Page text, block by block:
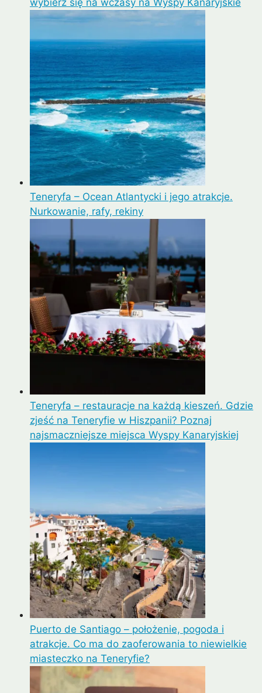
wybierz się na wczasy na Wyspy Kanaryjskie
Teneryfa – Ocean Atlantycki i jego atrakcje.
Nurkowanie, rafy, rekiny
Teneryfa – restauracje na każdą kieszeń. Gdzie
zjeść na Teneryfie w Hiszpanii? Poznaj
najsmaczniejsze miejsca Wyspy Kanaryjskiej
Puerto de Santiago – położenie, pogoda i
atrakcje. Co ma do zaoferowania to niewielkie
miasteczko na Teneryfie?